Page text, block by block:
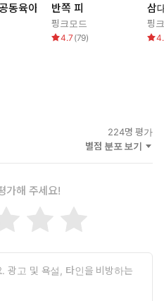
빠, 나랑 씹질하자.”
동육아 반쪽 피
핑크모드
4.7 (79)
삼
핑
224명 평가
별점 분포 보기
가해 주세요!